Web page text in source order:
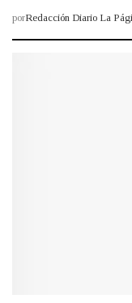
porRedacción Diario La